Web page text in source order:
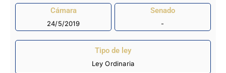
Cámara
24/5/2019
Senado
-
Tipo de ley
Ley Ordinaria